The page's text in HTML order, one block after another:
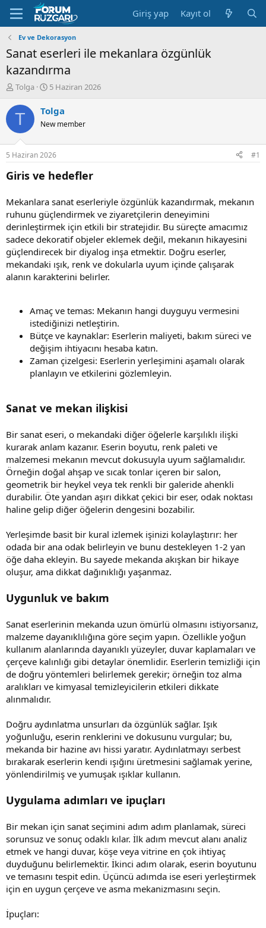
Giriş yap Kayıt ol
Ev ve Dekorasyon
Sanat eserleri ile mekanlara özgünlük
kazandırma
K
n
u
u
B
a
ş
l
t
a
n
Tolga
B
ş
a
g
ı
ç
t
r
i
h
i
5 Haziran 2026
T Tolga
New member
5 Haziran 2026 #1
Giris ve hedefler
Mekanlara sanat eserleriyle özgünlük kazandırmak, mekanın
ruhunu güçlendirmek ve ziyaretçilerin deneyimini
derinleştirmek için etkili bir stratejidir. Bu süreçte amacımız
sadece dekoratif objeler eklemek değil, mekanın hikayesini
güçlendirecek bir diyalog inşa etmektir. Doğru eserler,
mekandaki ışık, renk ve dokularla uyum içinde çalışarak
alanın karakterini belirler.
Amaç ve temas: Mekanın hangi duyguyu vermesini
istediğinizi netleştirin.
Bütçe ve kaynaklar: Eserlerin maliyeti, bakım süreci ve
değişim ihtiyacını hesaba katın.
Zaman çizelgesi: Eserlerin yerleşimini aşamalı olarak
planlayın ve etkilerini gözlemleyin.
Sanat ve mekan ilişkisi
Bir sanat eseri, o mekandaki diğer öğelerle karşılıklı ilişki
kurarak anlam kazanır. Eserin boyutu, renk paleti ve
malzemesi mekanın mevcut dokusuyla uyum sağlamalıdır.
Örneğin doğal ahşap ve sıcak tonlar içeren bir salon,
geometrik bir heykel veya tek renkli bir galeride ahenkli
durabilir. Öte yandan aşırı dikkat çekici bir eser, odak noktası
haline gelip diğer öğelerin dengesini bozabilir.
Yerleşimde basit bir kural izlemek işinizi kolaylaştırır: her
odada bir ana odak belirleyin ve bunu destekleyen 1-2 yan
öğe daha ekleyin. Bu sayede mekanda akışkan bir hikaye
oluşur, ama dikkat dağınıklığı yaşanmaz.
Uygunluk ve bakım
Sanat eserlerinin mekanda uzun ömürlü olmasını istiyorsanız,
malzeme dayanıklılığına göre seçim yapın. Özellikle yoğun
kullanım alanlarında dayanıklı yüzeyler, duvar kaplamaları ve
çerçeve kalınlığı gibi detaylar önemlidir. Eserlerin temizliği için
de doğru yöntemleri belirlemek gerekir; örneğin toz alma
aralıkları ve kimyasal temizleyicilerin etkileri dikkate
alınmalıdır.
Doğru aydınlatma unsurları da özgünlük sağlar. Işık
yoğunluğu, eserin renklerini ve dokusunu vurgular; bu,
mekanda bir hazine avı hissi yaratır. Aydınlatmayı serbest
bırakarak eserlerin kendi ışığını üretmesini sağlamak yerine,
yönlendirilmiş ve yumuşak ışıklar kullanın.
Uygulama adımları ve ipuçları
Bir mekan için sanat seçimini adım adım planlamak, süreci
sorunsuz ve sonuç odaklı kılar. İlk adım mevcut alanı analiz
etmek ve hangi duvar, köşe veya vitrine en çok ihtiyaç
duyduğunu belirlemektir. İkinci adım olarak, eserin boyutunu
ve temasını tespit edin. Üçüncü adımda ise eseri yerleştirmek
için en uygun çerçeve ve asma mekanizmasını seçin.
İpuçları: